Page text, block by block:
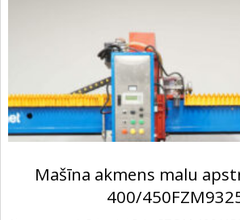
Mašīna akmens malu
400/